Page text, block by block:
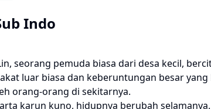
Indo
seorang pemuda biasa dari desa kecil,
luar biasa dan keberuntungan besar
orang-orang di sekitarnya.
karun kuno, hidupnya berubah